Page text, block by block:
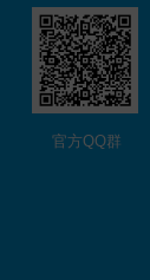
官方QQ群